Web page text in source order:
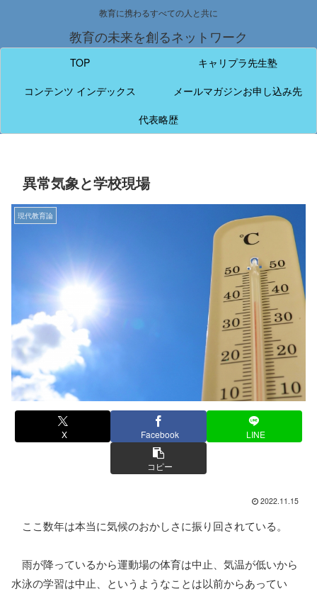
教育に携わるすべての人と共に
教育の未来を創るネットワーク
TOP
キャリプラ先生塾
コンテンツ インデックス
メールマガジンお申し込み先
代表略歴
異常気象と学校現場
現代教育論
X Facebook LINE
コピー
2022.11.15
ここ数年は本当に気候のおかしさに振り回されている。
雨が降っているから運動場の体育は中止、気温が低いから
水泳の学習は中止、というようなことは以前からあってい